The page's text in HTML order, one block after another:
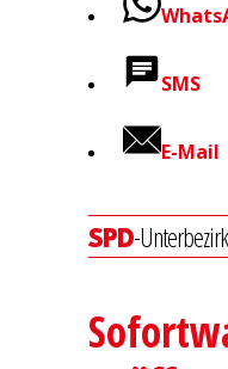
SMS
E-Mail
SPD-Unterbezirk